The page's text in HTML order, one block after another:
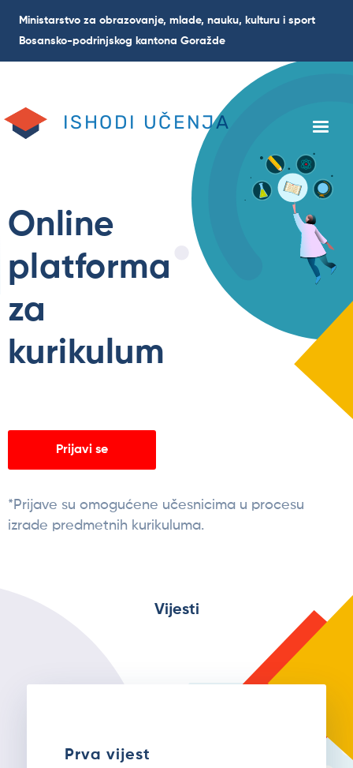
Ministarstvo za obrazovanje, mlade, nauku, kulturu i sport
Bosansko-podrinjskog kantona Goražde
ISHODI UČENJA
Online
platforma
za
kurikulum
Prijavi se
*Prijave su omogućene učesnicima u procesu
izrade predmetnih kurikuluma.
Vijesti
Prva vijest